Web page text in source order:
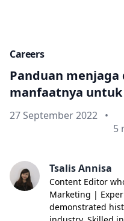
Careers
Panduan
manfaatnya
Published on
27 September 2022 •
5
Tsalis Annisa
Content Editor
Marketing |
demonstrated